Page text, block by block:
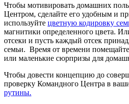
Чтобы мотивировать домашних
Центром, сделайте его удобным и
используйте цветную кодировку
магнитики определенного цвета.
отсеки и пусть каждый отсек
семьи. Время от времени
или маленькие сюрпризы для
Чтобы довести концепцию до
проверку Командного Центра в
рутины.